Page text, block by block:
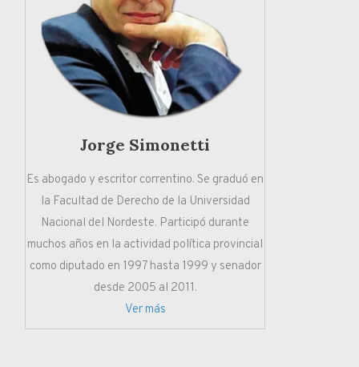
Jorge Simonetti
Es abogado y escritor correntino. Se graduó en
la Facultad de Derecho de la Universidad
Nacional del Nordeste. Participó durante
muchos años en la actividad política provincial
como diputado en 1997 hasta 1999 y senador
desde 2005 al 2011.
Ver más